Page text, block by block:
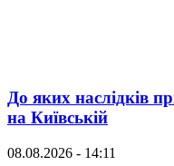
До яких наслідків
на Київській
08.08.2026 - 14:11